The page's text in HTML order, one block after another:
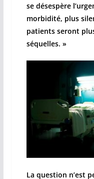
se désespère
morbidité, plus
patients seront
séquelles. »
La question n’est